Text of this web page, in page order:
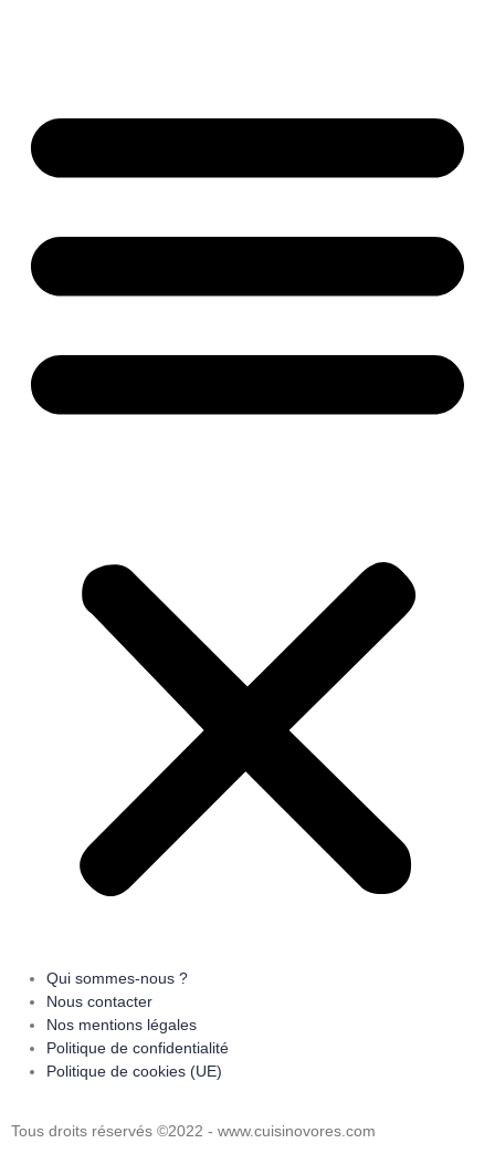
Qui sommes-nous ?
Nous contacter
Nos mentions légales
Politique de confidentialité
Politique de cookies (UE)
Tous droits réservés ©2022 - www.cuisinovores.com